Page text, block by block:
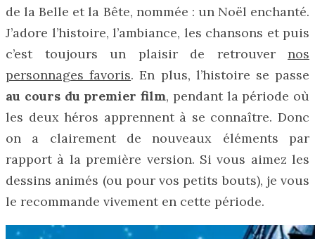
de la Belle et la Bête, nommée : un Noël enchanté.
J’adore l’histoire, l’ambiance, les chansons et puis
c’est toujours un plaisir de retrouver nos
personnages favoris. En plus, l’histoire se passe
au cours du premier film, pendant la période où
les deux héros apprennent à se connaître. Donc
on a clairement de nouveaux éléments par
rapport à la première version. Si vous aimez les
dessins animés (ou pour vos petits bouts), je vous
le recommande vivement en cette période.